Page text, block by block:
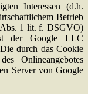
Interessen (d.h.
Betrieb
Abs. 1 lit. f. DSGVO)
der Google LLC
durch das Cookie
Onlineangebotes
Server von Google